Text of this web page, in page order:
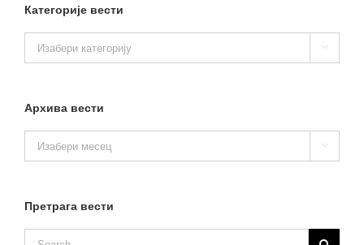
Категорије вести
вести

Архива вести
вести

Претрага вести